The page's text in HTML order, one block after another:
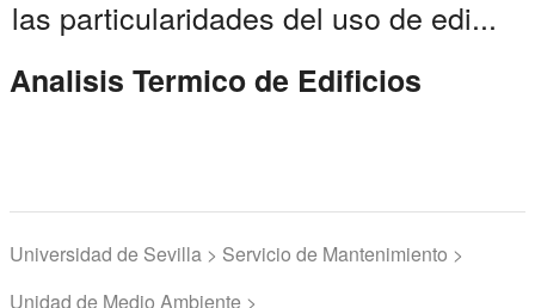
las particularidades del uso de edi...
Analisis Termico de Edificios
Universidad de Sevilla > Servicio de Mantenimiento >
Unidad de Medio Ambiente >